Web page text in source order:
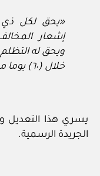
إشعار
ويحق له التظلم
خلال (٦٠) يوما من تاريخ الإشعار بالقرار».
يسري هذا التعديل
الجريدة الرسمية.